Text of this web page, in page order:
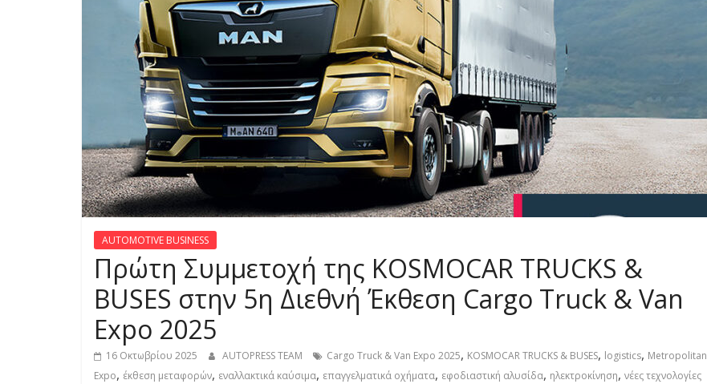
S
,
M
O
AUTOMOTIVE BUSINESS
Πρώτη Συμμετοχή της KOSMOCAR TRUCKS &
BUSES στην 5η Διεθνή Έκθεση Cargo Truck & Van
Expo 2025
16 Οκτωβρίου 2025 AUTOPRESS TEAM Cargo Truck & Van Expo 2025, KOSMOCAR TRUCKS & BUSES, logistics, Metropolitan
Expo, έκθεση μεταφορών, εναλλακτικά καύσιμα, επαγγελματικά οχήματα, εφοδιαστική αλυσίδα, ηλεκτροκίνηση, νέες τεχνολογίες